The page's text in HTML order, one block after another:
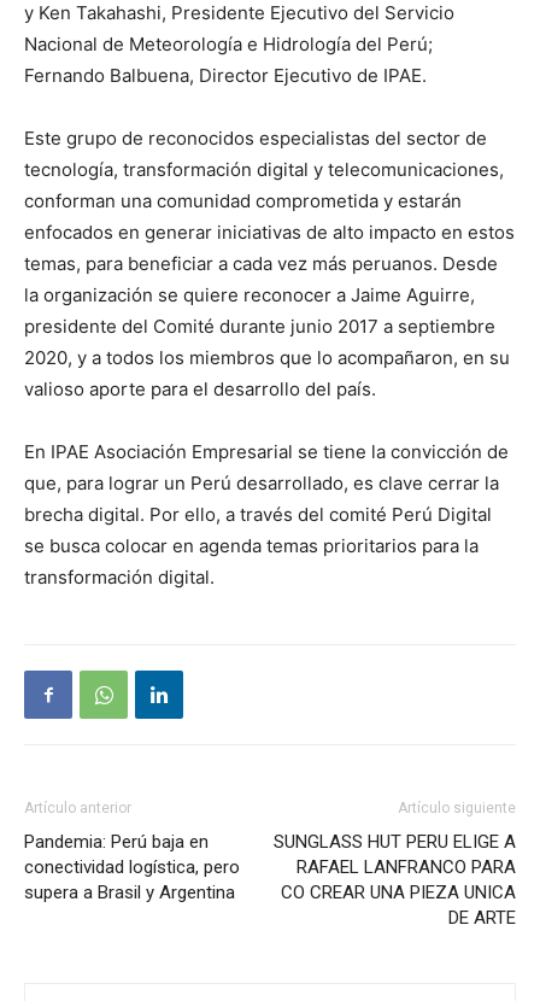
y Ken Takahashi, Presidente Ejecutivo del Servicio
Nacional de Meteorología e Hidrología del Perú;
Fernando Balbuena, Director Ejecutivo de IPAE.
Este grupo de reconocidos especialistas del sector de
tecnología, transformación digital y telecomunicaciones,
conforman una comunidad comprometida y estarán
enfocados en generar iniciativas de alto impacto en estos
temas, para beneficiar a cada vez más peruanos. Desde
la organización se quiere reconocer a Jaime Aguirre,
presidente del Comité durante junio 2017 a septiembre
2020, y a todos los miembros que lo acompañaron, en su
valioso aporte para el desarrollo del país.
En IPAE Asociación Empresarial se tiene la convicción de
que, para lograr un Perú desarrollado, es clave cerrar la
brecha digital. Por ello, a través del comité Perú Digital
se busca colocar en agenda temas prioritarios para la
transformación digital.
Artículo anterior
Pandemia: Perú baja en
conectividad logística, pero
supera a Brasil y Argentina
Artículo siguiente
SUNGLASS HUT PERU ELIGE A
RAFAEL LANFRANCO PARA
CO CREAR UNA PIEZA UNICA
DE ARTE